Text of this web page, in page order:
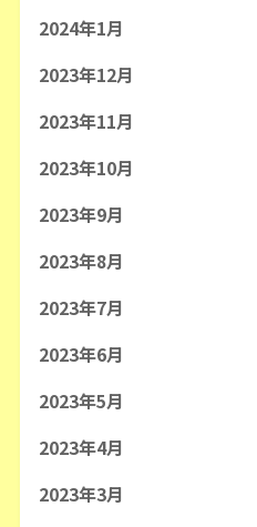
2024年1月
2023年12月
2023年11月
2023年10月
2023年9月
2023年8月
2023年7月
2023年6月
2023年5月
2023年4月
2023年3月